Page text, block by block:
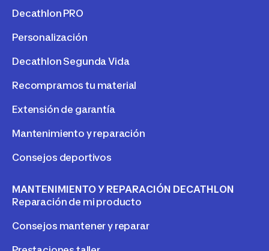
Decathlon PRO
Personalización
Decathlon Segunda Vida
Recompramos tu material
Extensión de garantía
Mantenimiento y reparación
Consejos deportivos
MANTENIMIENTO Y REPARACIÓN DECATHLON
Reparación de mi producto
Consejos mantener y reparar